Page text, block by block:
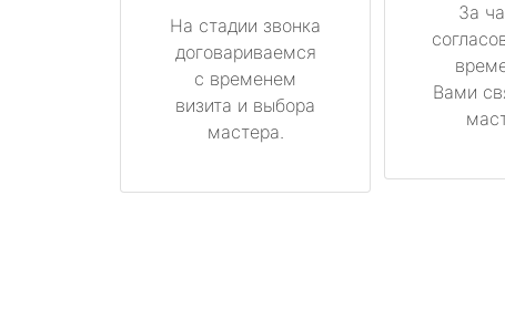
На стадии звонка
договариваемся
с временем
визита и выбора
мастера.
За
Вами